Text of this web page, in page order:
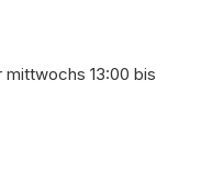
mittwochs 13:00 bis